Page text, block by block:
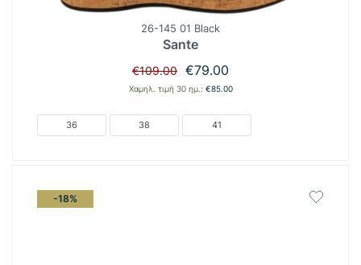
26-145 01 Black
Sante
€109.00 Original
price
€109.00.
€79.00
τρέχουσα
€79.00.
Χαμηλ. τιμή 30 ημ.: €85.00
36 38 41
-18%